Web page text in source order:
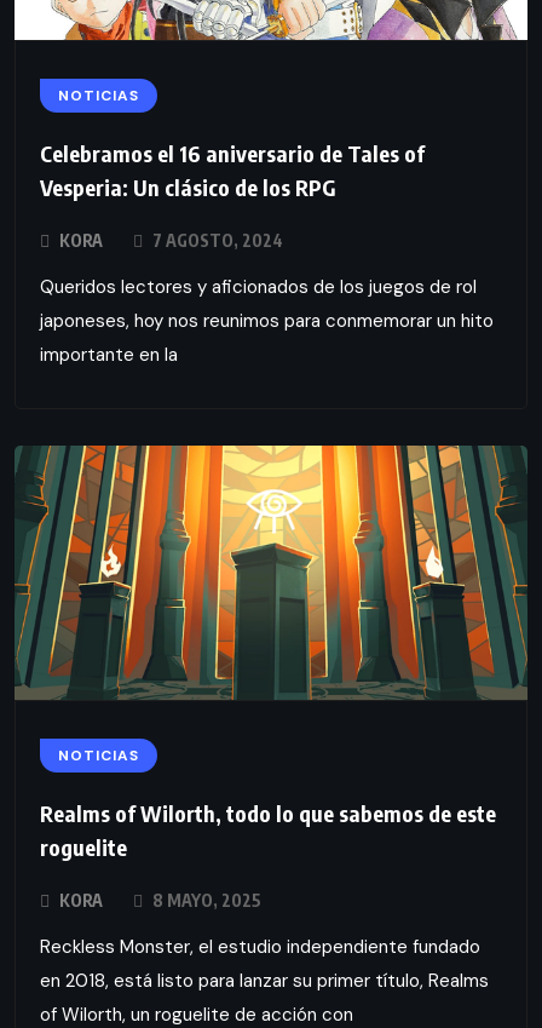
NOTICIAS
Celebramos el 16 aniversario de Tales of
Vesperia: Un clásico de los RPG
KORA 7 AGOSTO, 2024
Queridos lectores y aficionados de los juegos de rol
japoneses, hoy nos reunimos para conmemorar un hito
importante en la
NOTICIAS
Realms of Wilorth, todo lo que sabemos de este
roguelite
KORA 8 MAYO, 2025
Reckless Monster, el estudio independiente fundado
en 2018, está listo para lanzar su primer título, Realms
of Wilorth, un roguelite de acción con